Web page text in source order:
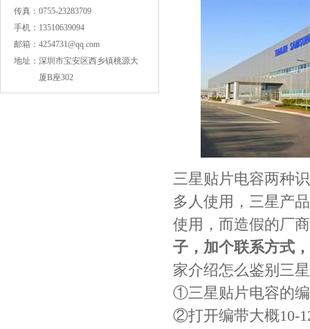
传真： 0755-23283709
手机： 13510639094
邮箱： 4254731@qq.com
地址： 深圳市宝安区西乡镇桃源大
厦B座302
三星贴片电容两种
多人使用，三星产
使用，而造假的厂
子，加个联系方式
家介绍怎么鉴别三
①三星贴片电容的
②打开编带大概10-